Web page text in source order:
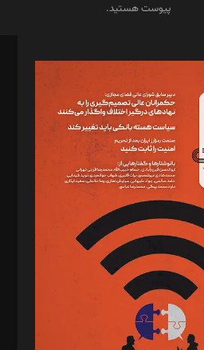
پیوست هستید.
ایپکچی
یسنا امان‌پور، سروش کرمیان،
زهرا فکرانه، فائزه فتحی